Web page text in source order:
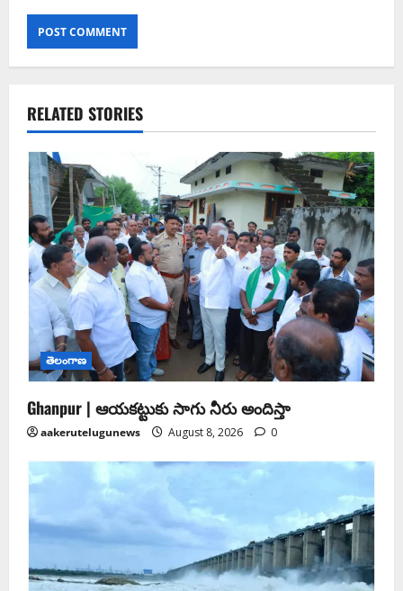
RELATED STORIES
తెలంగాణ
Ghanpur | ఆయకట్టుకు సాగు నీరు అందిస్తా
aakerutelugunews August 8, 2026 0